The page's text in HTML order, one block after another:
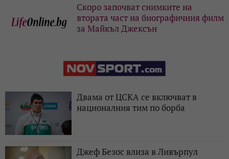
Скоро започват снимките на
втората част на биографичния филм
за Майкъл Джексън
Двама от ЦСКА се включват в
националния тим по борба
Джеф Безос влиза в Ливърпул